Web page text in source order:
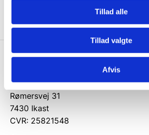
Tillad alle
Tillad valgte
Afvis
Kontakt kundeservice 97 15 31 11
Restaurantinventar.dk
Østergaard Interiéur a/s
Rømersvej 31
7430 Ikast
CVR: 25821548